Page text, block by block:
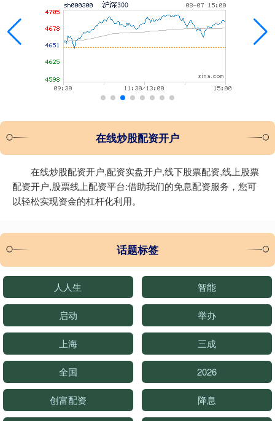
在线炒股配资开户
在线炒股配资开户,配资实盘开户,线下股票配资,线上股票
配资开户,股票线上配资平台:借助我们的免息配资服务，您可
以轻松实现资金的杠杆化利用。
话题标签
人人生 智能
启动 举办
上海 三成
全国 2026
创富配资 降息